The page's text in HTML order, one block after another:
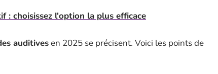
: choisissez l'option la plus efficace
auditivesen 2025 se précisent. Voici les points de